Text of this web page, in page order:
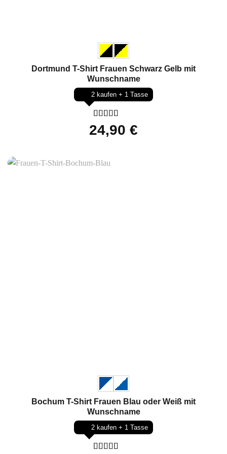
Dortmund T-Shirt Frauen Schwarz Gelb mit
Wunschname
2 kaufen + 1 Tasse
Bewertet
mit5von 5
24,90 €
Bochum T-Shirt Frauen Blau oder Weiß mit
Wunschname
2 kaufen + 1 Tasse